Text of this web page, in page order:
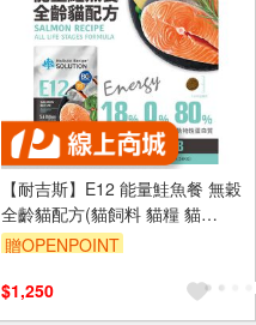
【耐吉斯】E12 能量鮭魚餐 無穀
全齡貓配方(貓飼料 貓糧 貓
食)4.5LB(2.04KG)
贈OPENPOINT
$1,250